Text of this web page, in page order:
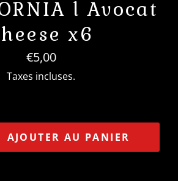
l Avocat
x6
Prix
régulier
€5,00
Taxes incluses.
AJOUTER AU PANIER